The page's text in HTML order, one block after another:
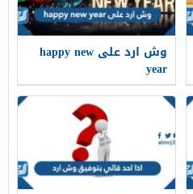
وش ارد على happy new
year